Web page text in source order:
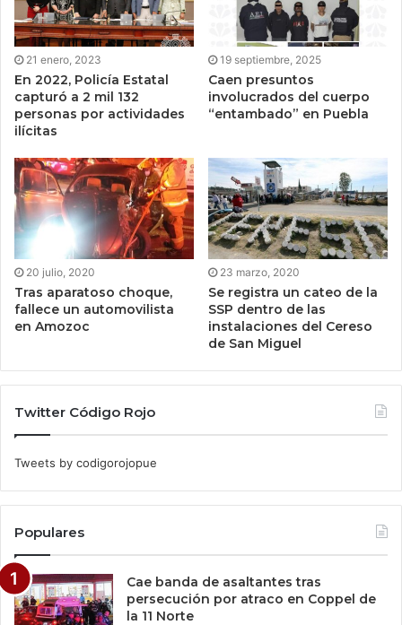
21 enero, 2023
En 2022, Policía Estatal
capturó a 2 mil 132
personas por actividades
ilícitas
19 septiembre, 2025
Caen presuntos
involucrados del cuerpo
“entambado” en Puebla
20 julio, 2020
Tras aparatoso choque,
fallece un automovilista
en Amozoc
23 marzo, 2020
Se registra un cateo de la
SSP dentro de las
instalaciones del Cereso
de San Miguel
Twitter Código Rojo
Tweets by codigorojopue
Populares
Cae banda de asaltantes tras
persecución por atraco en Coppel de
la 11 Norte